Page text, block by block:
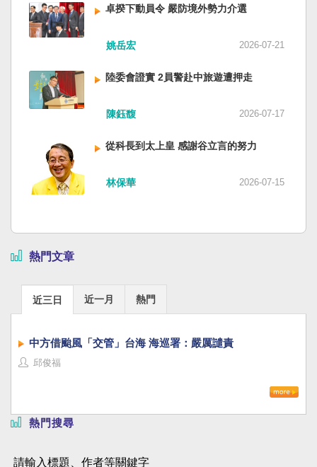
卓揆下動員令 嚴防境外勢力介選
姚岳宏 2026-07-21
陸委會證實 2員警赴中旅遊遭押走
陳鈺馥 2026-07-17
從科長到太上皇 感謝谷立言的努力
林保華 2026-07-15
熱門文章
近三日 近一月 熱門
中方借颱風「交管」台海 海巡署：嚴厲譴責
邱俊福
熱門搜尋
請輸入標題、作者等關鍵字